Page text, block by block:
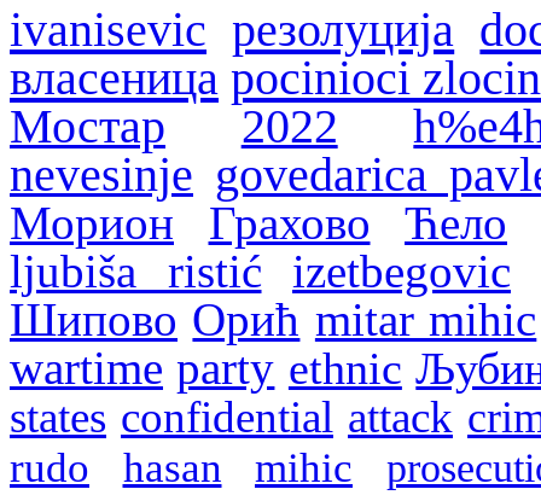
ivanisevic резолуција
власеница pocinioci
Мостар
2022
nevesinje govedarica
Морион
Грахово Ћело
ljubiša ristić
izetbegovic
Шипово Орић mitar mihic
wartime party ethnic
states confidential attack
rudo
hasan mihic